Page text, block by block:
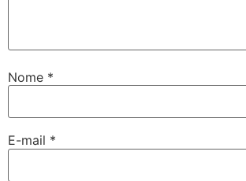
Nome *
E-mail *